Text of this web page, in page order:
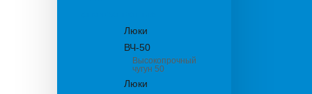
Люки
ВЧ-50
Высокопрочный
чугун 50
Люки